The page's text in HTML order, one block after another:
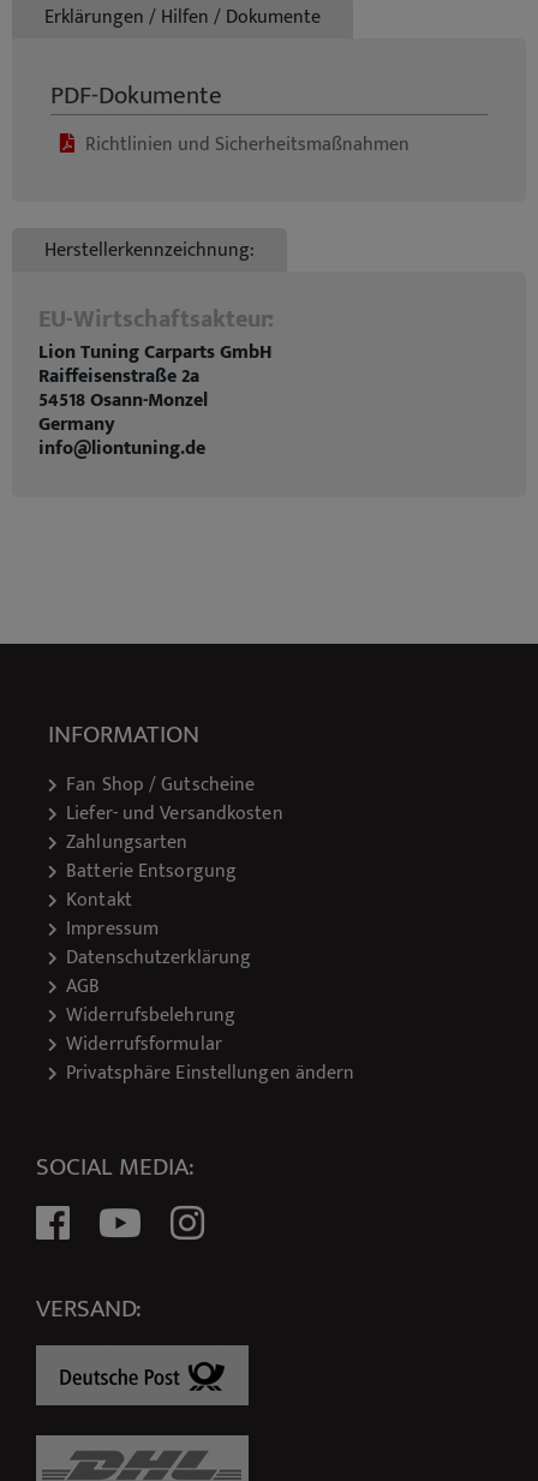
Erklärungen / Hilfen / Dokumente
PDF-Dokumente
Richtlinien und Sicherheitsmaßnahmen
Herstellerkennzeichnung:
EU-Wirtschaftsakteur:
Lion Tuning Carparts GmbH
Raiffeisenstraße 2a
54518 Osann-Monzel
Germany
info@liontuning.de
SOCIAL MEDIA:
VERSAND:
INFORMATION
Fan Shop / Gutscheine
Liefer- und Versandkosten
Zahlungsarten
Batterie Entsorgung
Kontakt
Impressum
Datenschutzerklärung
AGB
Widerrufsbelehrung
Widerrufsformular
Privatsphäre Einstellungen ändern